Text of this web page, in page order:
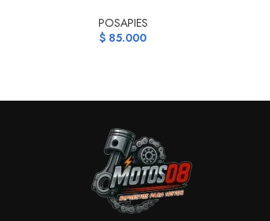
POSAPIES
$ 85.000